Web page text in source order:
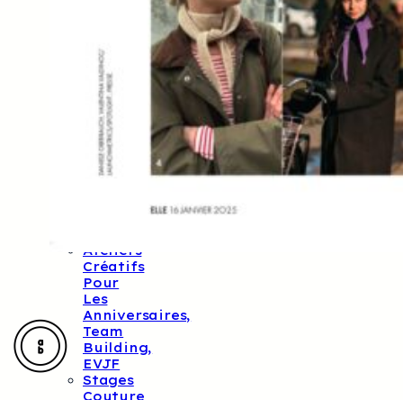
Plus)
Ateliers
Couture
Pour
Adultes
Ateliers
Tricot/crochet
Pour
Ateliers
Créatifs
Pour
Les
Anniversaires,
Team
Building,
EVJF
Stages
Couture